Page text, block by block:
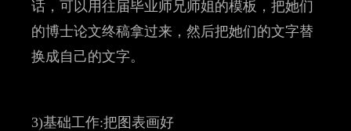
话，可以用往届毕业师兄师姐的模板，把她们
的博士论文终稿拿过来，然后把她们的文字替
换成自己的文字。
3)基础工作:把图表画好